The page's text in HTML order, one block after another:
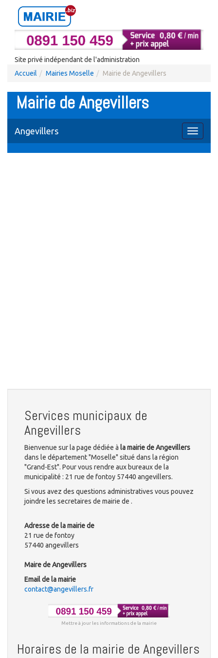
Site privé indépendant de l'administration
Accueil
Mairies Moselle Mairie de Angevillers
Mairie de Angevillers
Toggle
Angevillers
Services municipaux de
Angevillers
Bienvenue sur la page dédiée à la mairie de Angevillers
dans le département "Moselle" situé dans la région
"Grand-Est". Pour vous rendre aux bureaux de la
municipalité : 21 rue de fontoy 57440 angevillers.
Si vous avez des questions administratives vous pouvez
joindre les secretaires de mairie de .
Adresse de la mairie de
21 rue de fontoy
57440 angevillers
Maire de Angevillers
Email de la mairie
contact@angevillers.fr
Mettre à jour les informations de la mairie
Horaires de la mairie de Angevillers